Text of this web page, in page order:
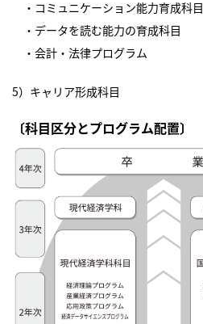
・コミュニケーション能力育成科目
・データを読む能力の育成科目
・会計・法律プログラム
5）キャリア形成科目
〔科目区分とプログラム配置〕